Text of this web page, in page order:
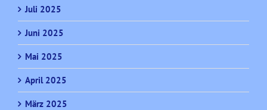
Juli 2025
Juni 2025
Mai 2025
April 2025
März 2025